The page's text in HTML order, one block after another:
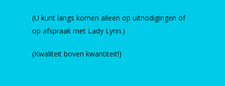
(U kunt langs komen alleen op uitnodigingen of
op afspraak met Lady Lynn.)
(Kwaliteit boven kwantiteit!)